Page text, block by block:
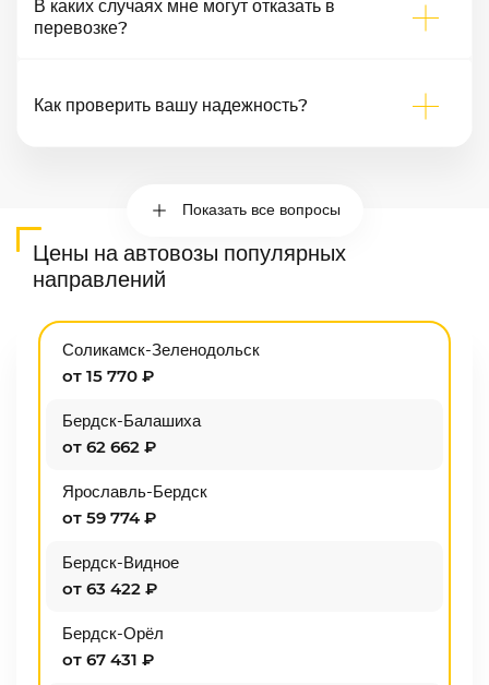
В каких случаях мне могут отказать в
перевозке?
Как проверить вашу надежность?
Показать все вопросы
Цены на автовозы популярных
направлений
Соликамск-Зеленодольск
от 15 770 ₽
Бердск-Балашиха
от 62 662 ₽
Ярославль-Бердск
от 59 774 ₽
Бердск-Видное
от 63 422 ₽
Бердск-Орёл
от 67 431 ₽